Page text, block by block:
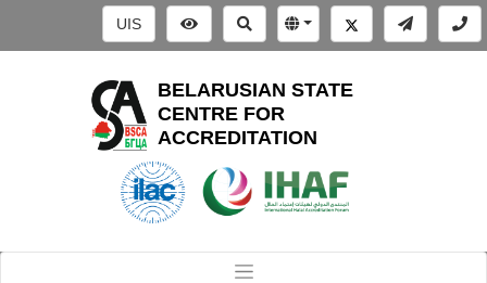
UIS
BELARUSIAN STATE
CENTRE FOR
ACCREDITATION